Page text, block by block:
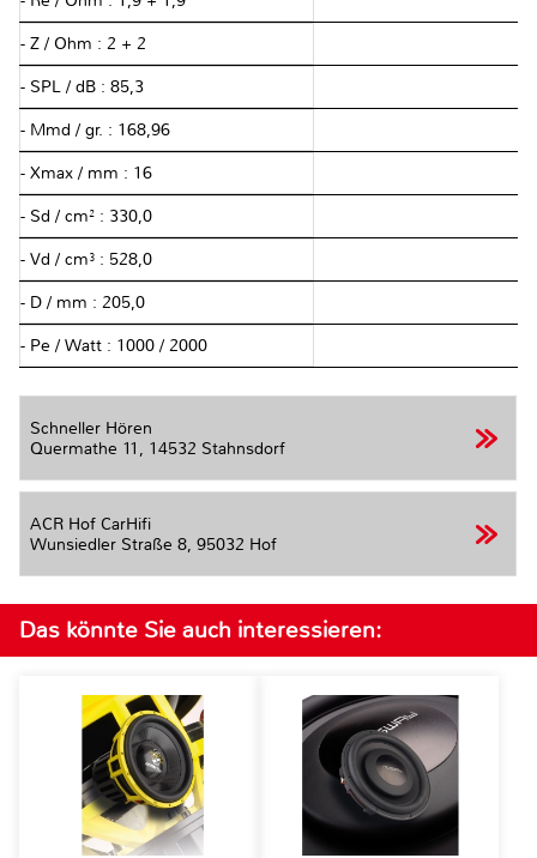
- Z / Ohm : 2 + 2
- SPL / dB : 85,3
- Mmd / gr. : 168,96
- Xmax / mm : 16
- Sd / cm² : 330,0
- Vd / cm³ : 528,0
- D / mm : 205,0
- Pe / Watt : 1000 / 2000
Schneller Hören
Quermathe 11, 14532 Stahnsdorf
ACR Hof CarHifi
Wunsiedler Straße 8, 95032 Hof
Das könnte Sie auch interessieren: